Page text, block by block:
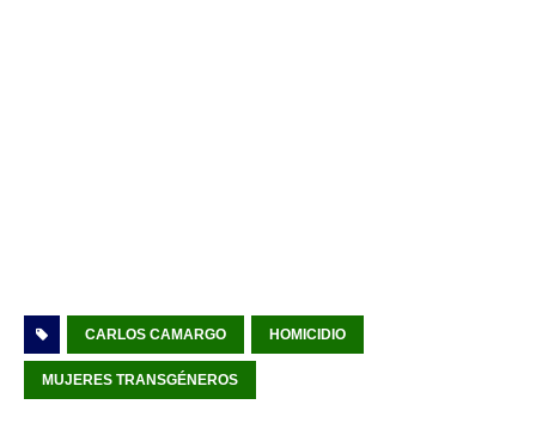
CARLOS CAMARGO HOMICIDIO
MUJERES TRANSGÉNEROS